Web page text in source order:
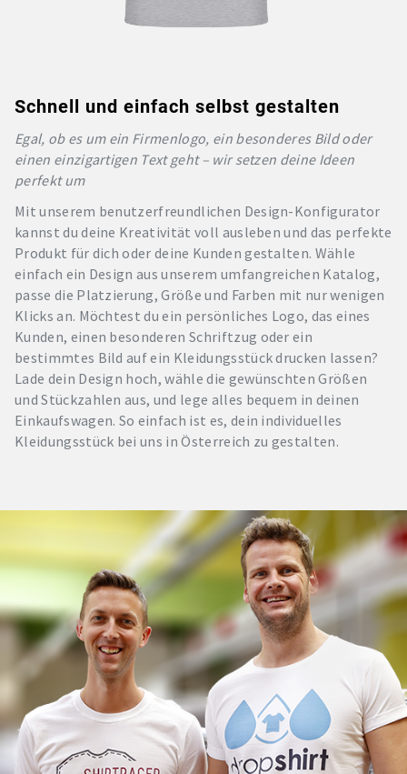
Schnell und einfach selbst gestalten
Egal, ob es um ein Firmenlogo, ein besonderes Bild oder
einen einzigartigen Text geht – wir setzen deine Ideen
perfekt um
Mit unserem benutzerfreundlichen Design-Konfigurator
kannst du deine Kreativität voll ausleben und das perfekte
Produkt für dich oder deine Kunden gestalten. Wähle
einfach ein Design aus unserem umfangreichen Katalog,
passe die Platzierung, Größe und Farben mit nur wenigen
Klicks an. Möchtest du ein persönliches Logo, das eines
Kunden, einen besonderen Schriftzug oder ein
bestimmtes Bild auf ein Kleidungsstück drucken lassen?
Lade dein Design hoch, wähle die gewünschten Größen
und Stückzahlen aus, und lege alles bequem in deinen
Einkaufswagen. So einfach ist es, dein individuelles
Kleidungsstück bei uns in Österreich zu gestalten.